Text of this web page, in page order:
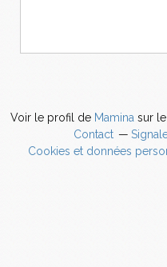
Voir le profil de Mamina sur
Contact
Cookies et données